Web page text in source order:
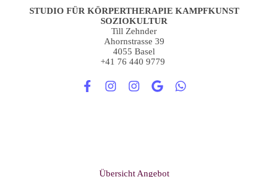
STUDIO FÜR KÖRPERTHERAPIE KAMPFKUNST
SOZIOKULTUR
Till Zehnder
Ahornstrasse 39
4055 Basel
+41 76 440 9779
Übersicht Angebot